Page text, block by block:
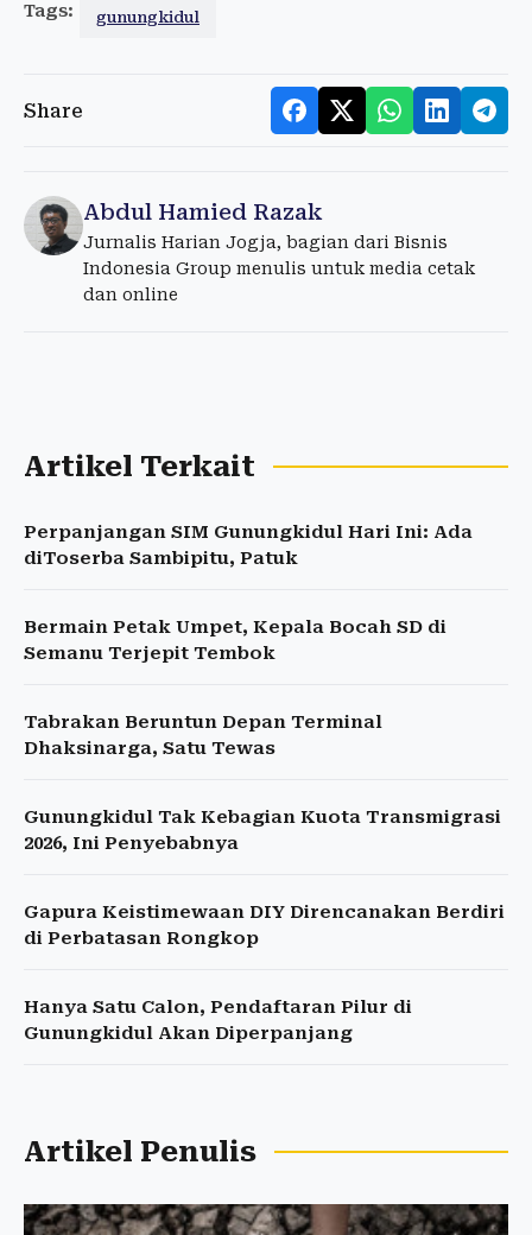
Tags: gunungkidul
Share
Abdul Hamied Razak
Jurnalis Harian Jogja, bagian dari Bisnis
Indonesia Group menulis untuk media cetak
dan online
Artikel Terkait
Perpanjangan SIM Gunungkidul Hari Ini: Ada
diToserba Sambipitu, Patuk
Bermain Petak Umpet, Kepala Bocah SD di
Semanu Terjepit Tembok
Tabrakan Beruntun Depan Terminal
Dhaksinarga, Satu Tewas
Gunungkidul Tak Kebagian Kuota Transmigrasi
2026, Ini Penyebabnya
Gapura Keistimewaan DIY Direncanakan Berdiri
di Perbatasan Rongkop
Hanya Satu Calon, Pendaftaran Pilur di
Gunungkidul Akan Diperpanjang
Artikel Penulis